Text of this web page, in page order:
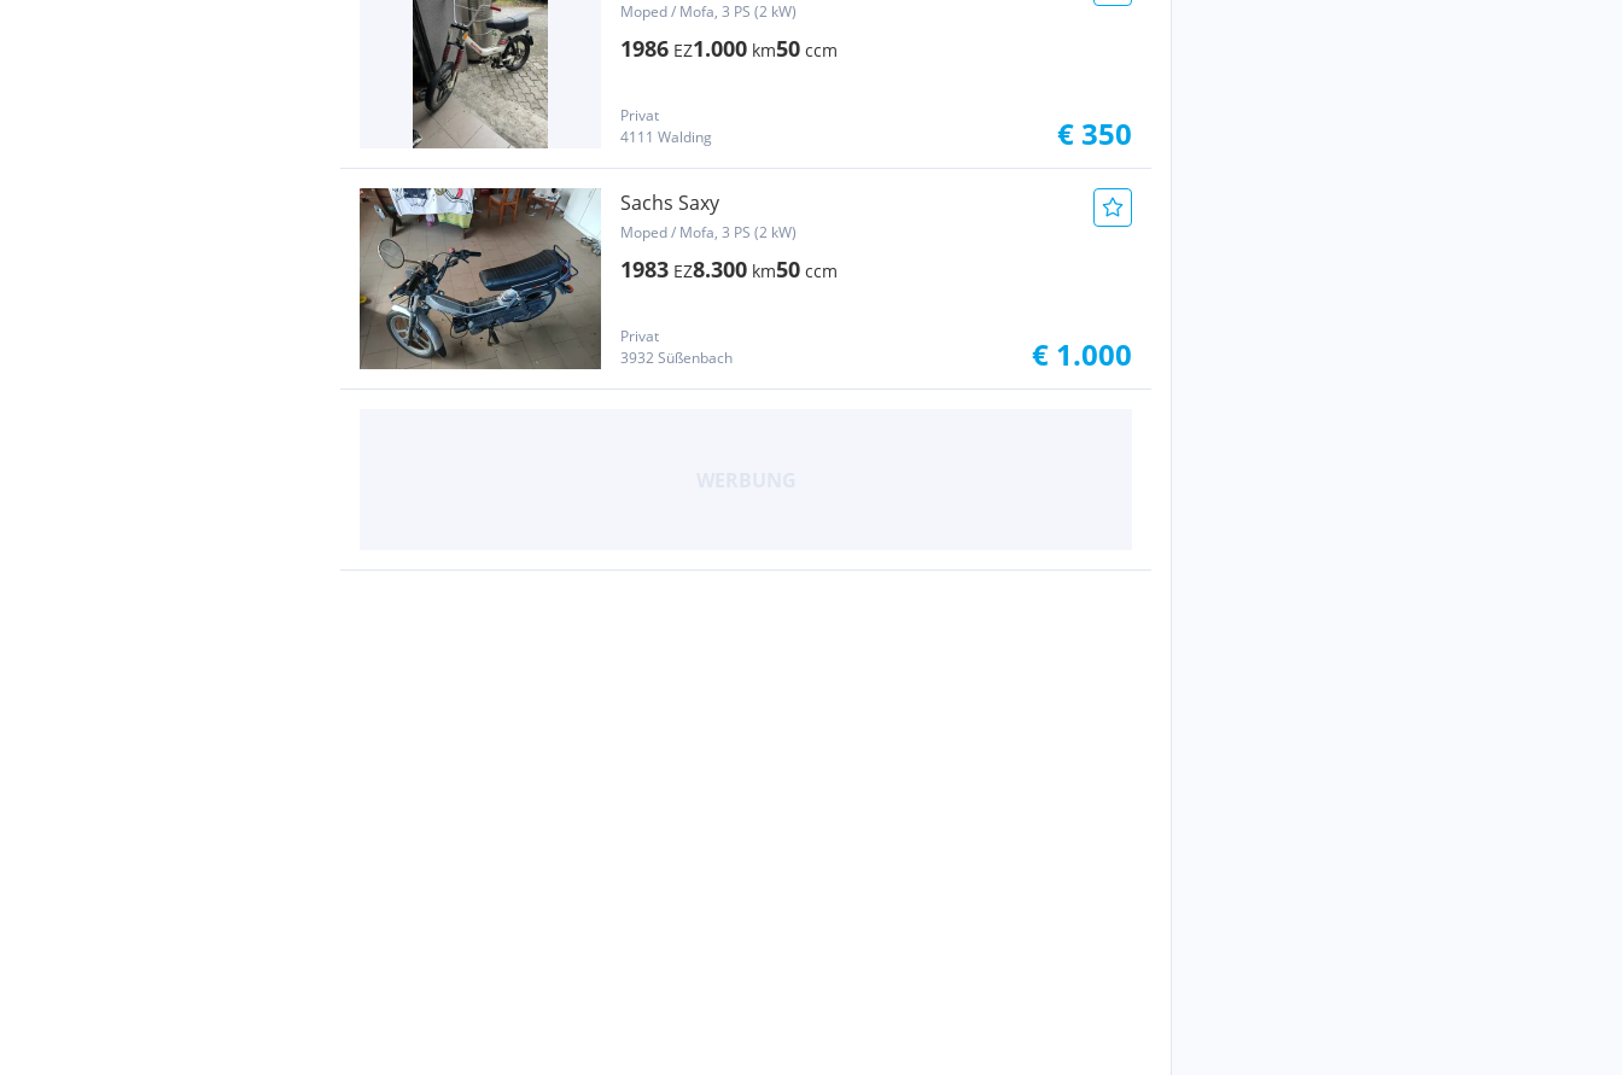
Moped / Mofa, 3 PS (2 kW)
1986 EZ1.000 km50 ccm
Privat
4111 Walding
€ 350
Sachs Saxy
Moped / Mofa, 3 PS (2 kW)
1983 EZ8.300 km50 ccm
Privat
3932 Süßenbach
€ 1.000